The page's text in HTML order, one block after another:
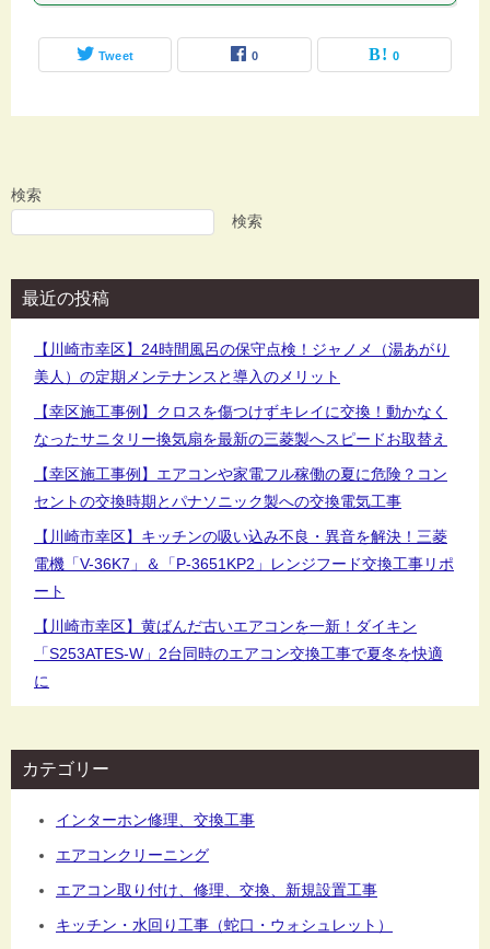
Tweet 0 0
検索
検索
最近の投稿
【川崎市幸区】24時間風呂の保守点検！ジャノメ（湯あがり
美人）の定期メンテナンスと導入のメリット
【幸区施工事例】クロスを傷つけずキレイに交換！動かなく
なったサニタリー換気扇を最新の三菱製へスピードお取替え
【幸区施工事例】エアコンや家電フル稼働の夏に危険？コン
セントの交換時期とパナソニック製への交換電気工事
【川崎市幸区】キッチンの吸い込み不良・異音を解決！三菱
電機「V-36K7」＆「P-3651KP2」レンジフード交換工事リポ
ート
【川崎市幸区】黄ばんだ古いエアコンを一新！ダイキン
「S253ATES-W」2台同時のエアコン交換工事で夏冬を快適
に
カテゴリー
インターホン修理、交換工事
エアコンクリーニング
エアコン取り付け、修理、交換、新規設置工事
キッチン・水回り工事（蛇口・ウォシュレット）